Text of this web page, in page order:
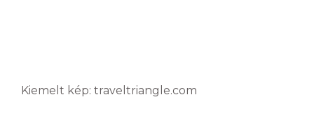
Kiemelt kép: traveltriangle.com